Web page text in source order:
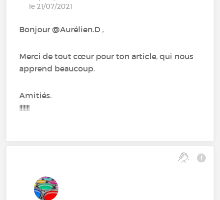
le 21/07/2021
Bonjour @Aurélien.D‍ ,
Merci de tout cœur pour ton article, qui nous
apprend beaucoup.
Amitiés.
!!!!!!!